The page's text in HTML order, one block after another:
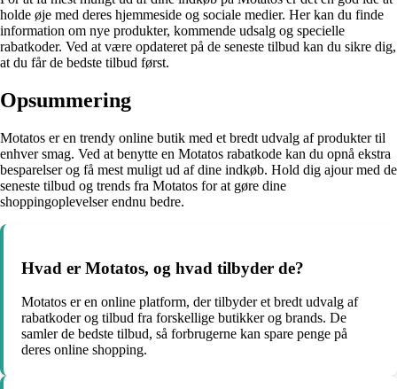
holde øje med deres hjemmeside og sociale medier. Her kan du finde
information om nye produkter, kommende udsalg og specielle
rabatkoder. Ved at være opdateret på de seneste tilbud kan du sikre dig,
at du får de bedste tilbud først.
Opsummering
Motatos er en trendy online butik med et bredt udvalg af produkter til
enhver smag. Ved at benytte en Motatos rabatkode kan du opnå ekstra
besparelser og få mest muligt ud af dine indkøb. Hold dig ajour med de
seneste tilbud og trends fra Motatos for at gøre dine
shoppingoplevelser endnu bedre.
Hvad er Motatos, og hvad tilbyder de?
Motatos er en online platform, der tilbyder et bredt udvalg af
rabatkoder og tilbud fra forskellige butikker og brands. De
samler de bedste tilbud, så forbrugerne kan spare penge på
deres online shopping.